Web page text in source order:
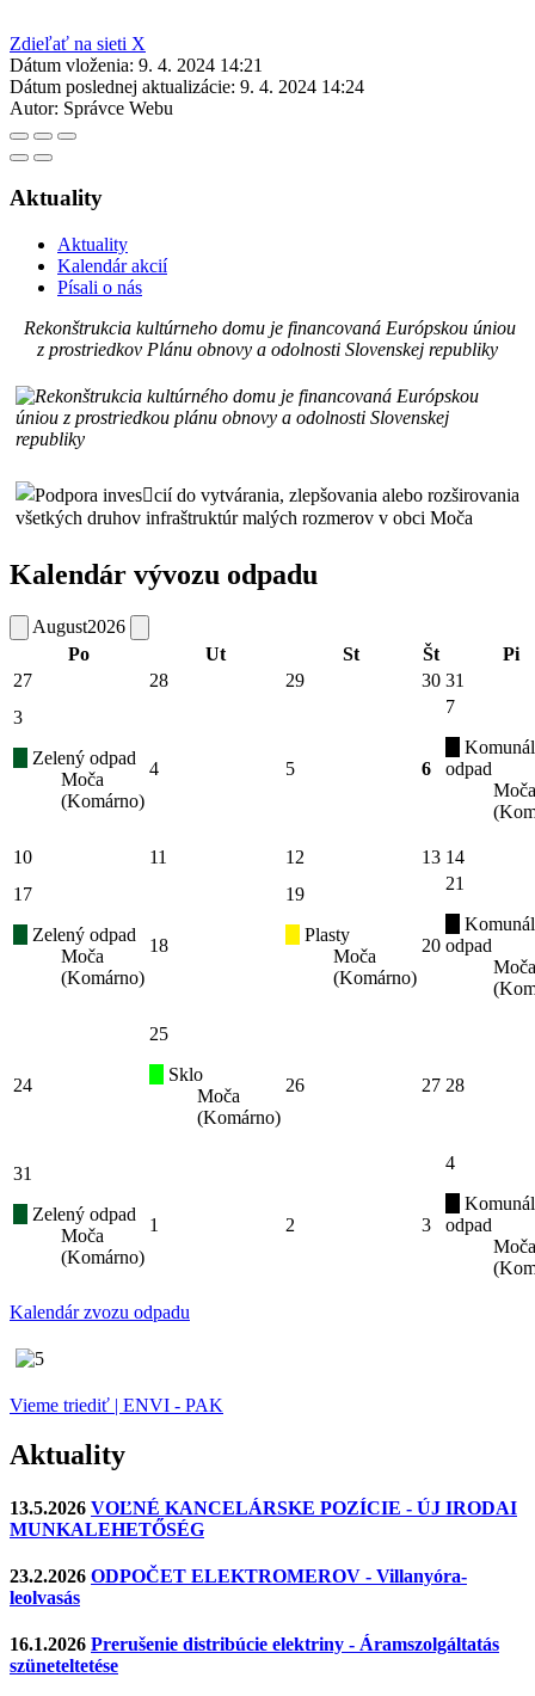
Zdieľať na sieti X
Dátum vloženia: 9. 4. 2024 14:21
Dátum poslednej aktualizácie: 9. 4. 2024 14:24
Autor: Správce Webu
Aktuality
Aktuality
Kalendár akcií
Písali o nás
Rekonštrukcia kultúrneho domu je financovaná Európskou úniou
z prostriedkov Plánu obnovy a odolnosti Slovenskej republiky
Kalendár vývozu odpadu
August2026
Po
Ut St Št
Pi
27
28 29 30 31
3
Zelený odpad
Moča
(Komárno)
4 5 6
7
odpad
Moča
10 11 12 13 14
17
Zelený odpad
Moča
(Komárno)
18
19
Plasty
Moča
(Komárno)
20
21
odpad
Moča
24
25
Sklo
Moča
(Komárno)
26 27 28
31
Zelený odpad
Moča
(Komárno)
1 2 3
4
odpad
Moča
Kalendár zvozu odpadu
Vieme triediť | ENVI - PAK
Aktuality
13.5.2026 VOĽNÉ KANCELÁRSKE POZÍCIE - ÚJ IRODAI
MUNKALEHETŐSÉG
23.2.2026 ODPOČET ELEKTROMEROV - Villanyóra-
leolvasás
16.1.2026 Prerušenie distribúcie elektriny - Áramszolgáltatás
szüneteltetése